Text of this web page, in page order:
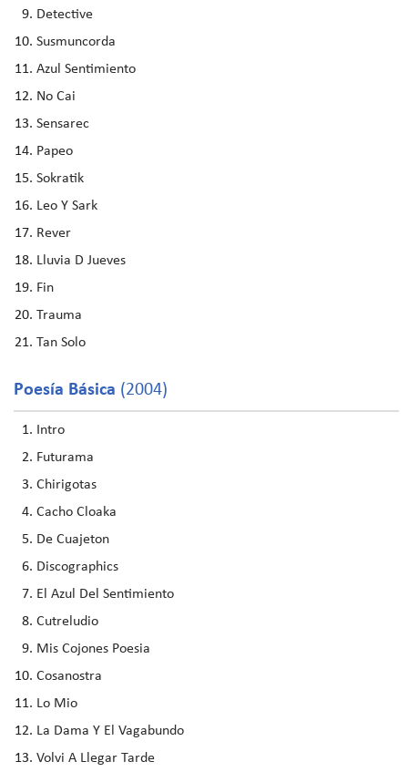
Detective
Susmuncorda
Azul Sentimiento
No Cai
Sensarec
Papeo
Sokratik
Leo Y Sark
Rever
Lluvia D Jueves
Fin
Trauma
Tan Solo
Poesía Básica (2004)
Intro
Futurama
Chirigotas
Cacho Cloaka
De Cuajeton
Discographics
El Azul Del Sentimiento
Cutreludio
Mis Cojones Poesia
Cosanostra
Lo Mio
La Dama Y El Vagabundo
Volvi A Llegar Tarde